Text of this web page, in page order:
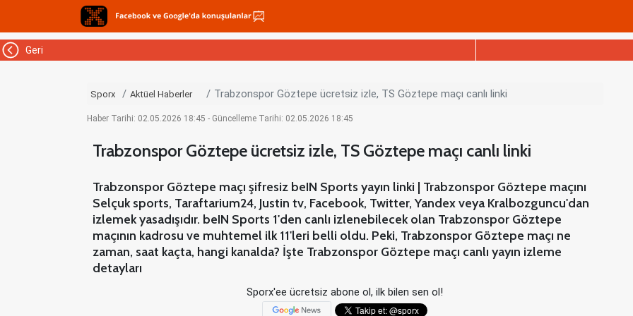
Geri
Sporx Aktüel Haberler Trabzonspor Göztepe ücretsiz izle, TS Göztepe maçı canlı linki
Haber Tarihi: 02.05.2026 18:45 - Güncelleme Tarihi: 02.05.2026 18:45
Trabzonspor Göztepe ücretsiz izle, TS Göztepe maçı canlı linki
Trabzonspor Göztepe maçı şifresiz beIN Sports yayın linki | Trabzonspor Göztepe maçını
Selçuk sports, Taraftarium24, Justin tv, Facebook, Twitter, Yandex veya Kralbozguncu'dan
izlemek yasadışıdır. beIN Sports 1'den canlı izlenebilecek olan Trabzonspor Göztepe
maçının kadrosu ve muhtemel ilk 11'leri belli oldu. Peki, Trabzonspor Göztepe maçı ne
zaman, saat kaçta, hangi kanalda? İşte Trabzonspor Göztepe maçı canlı yayın izleme
detayları
Sporx'ee ücretsiz abone ol, ilk bilen sen ol!